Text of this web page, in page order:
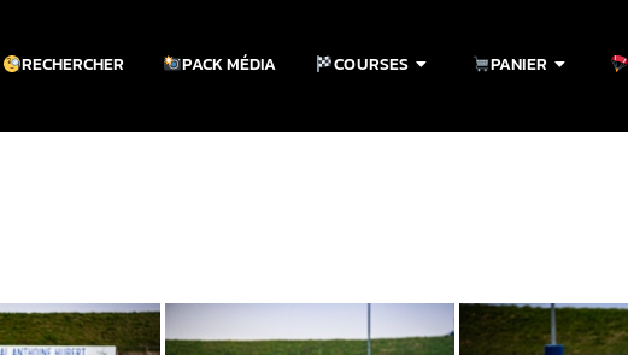
RECHERCHER PACK MÉDIA COURSES PANIER